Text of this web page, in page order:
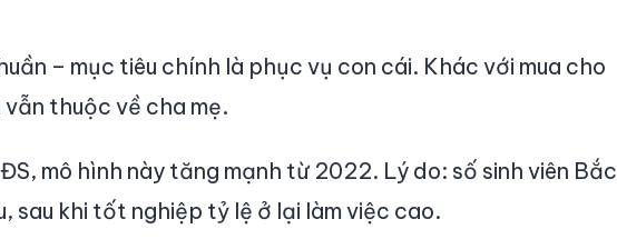
– mục tiêu chính là phục vụ con cái. Khác với mua cho
thuộc về cha mẹ.
mô hình này tăng mạnh từ 2022. Lý do: số sinh viên Bắc
sau khi tốt nghiệp tỷ lệ ở lại làm việc cao.